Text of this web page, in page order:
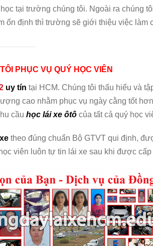
tại trường chúng tôi. Ngoài ra chúng
ổn định thì trường sẽ giới thiệu việc làm
PHỤC VỤ QUÝ HỌC VIÊN
uy tín tại HCM. Chúng tôi thấu hiểu và
cao nhằm phục vụ ngày cằng tốt
cầu học lái xe ôtô của tất cả quý học
theo đúng chuẩn Bộ GTVT qui định,
viên luôn tự tin lái xe sau khi được cấp